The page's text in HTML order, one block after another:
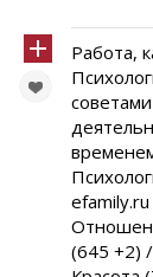
Работа,
(645 +2)